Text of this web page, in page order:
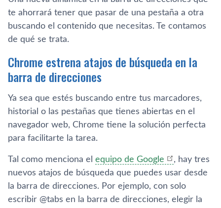
te ahorrará tener que pasar de una pestaña a otra
buscando el contenido que necesitas. Te contamos
de qué se trata.
Chrome estrena atajos de búsqueda en la
barra de direcciones
Ya sea que estés buscando entre tus marcadores,
historial o las pestañas que tienes abiertas en el
navegador web, Chrome tiene la solución perfecta
para facilitarte la tarea.
Tal como menciona el equipo de Google
, hay tres
nuevos atajos de búsqueda que puedes usar desde
la barra de direcciones. Por ejemplo, con solo
escribir @tabs en la barra de direcciones, elegir la